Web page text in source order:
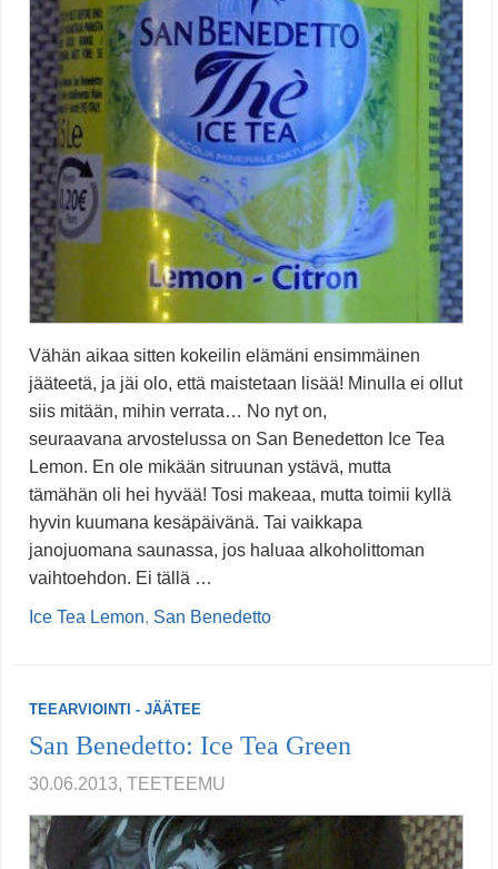
Vähän aikaa sitten kokeilin elämäni ensimmäinen
jääteetä, ja jäi olo, että maistetaan lisää! Minulla ei ollut
siis mitään, mihin verrata… No nyt on,
seuraavana arvostelussa on San Benedetton Ice Tea
Lemon. En ole mikään sitruunan ystävä, mutta
tämähän oli hei hyvää! Tosi makeaa, mutta toimii kyllä
hyvin kuumana kesäpäivänä. Tai vaikkapa
janojuomana saunassa, jos haluaa alkoholittoman
vaihtoehdon. Ei tällä …
Ice Tea Lemon, San Benedetto
TEEARVIOINTI - JÄÄTEE
San Benedetto: Ice Tea Green
30.06.2013, TEETEEMU